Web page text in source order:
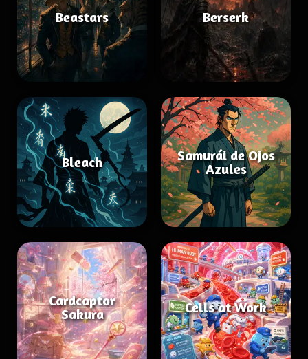
Beastars Berserk
Bleach
Samurái de Ojos
Azules
Cardcaptor
Sakura
Cells at Work